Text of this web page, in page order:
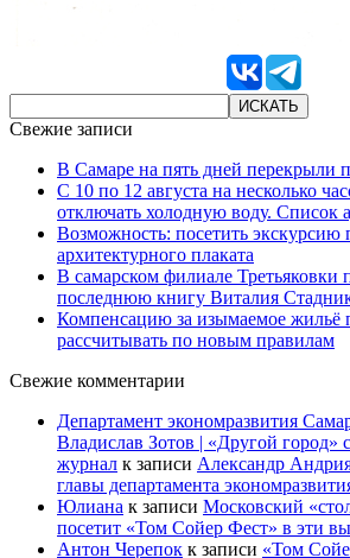
Свежие записи
В Самаре на пять дней перекрыли
С 10 по 12 августа на несколько
отключать холодную воду. Список
Возможность: посетить экскурсию
архитектурного плаката
В самарском филиале Третьяковки
последнюю книгу Виталия
Компенсацию за изымаемое жильё
рассчитывать по новым правилам
Свежие комментарии
Департамент экономразвития
Владислав Зотов | «Другой город»
журнал к записи Александр
главы департамента
Юлиана к записи Московский
посетит «Том Сойер Фест» в эти
Антон Черепок к записи «Том